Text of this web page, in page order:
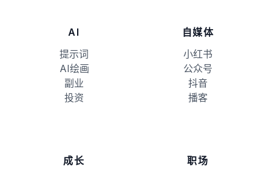
AI
提示词
AI绘画
副业
投资
自媒体
小红书
公众号
抖音
播客
成长
职场